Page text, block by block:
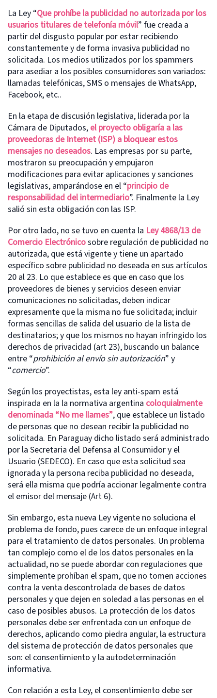
La Ley “Que prohíbe la publicidad no autorizada por los
usuarios titulares de telefonía móvil” fue creada a
partir del disgusto popular por estar recibiendo
constantemente y de forma invasiva publicidad no
solicitada. Los medios utilizados por los spammers
para asediar a los posibles consumidores son variados:
llamadas telefónicas, SMS o mensajes de WhatsApp,
Facebook, etc..
En la etapa de discusión legislativa, liderada por la
Cámara de Diputados, el proyecto obligaría a las
proveedoras de Internet (ISP) a bloquear estos
mensajes no deseados. Las empresas por su parte,
mostraron su preocupación y empujaron
modificaciones para evitar aplicaciones y sanciones
legislativas, amparándose en el “principio de
responsabilidad del intermediario”. Finalmente la Ley
salió sin esta obligación con las ISP.
Por otro lado, no se tuvo en cuenta la Ley 4868/13 de
Comercio Electrónicosobre regulación de publicidad no
autorizada, que está vigente y tiene un apartado
específico sobre publicidad no deseada en sus artículos
20 al 23. Lo que establece es que en caso que los
proveedores de bienes y servicios deseen enviar
comunicaciones no solicitadas, deben indicar
expresamente que la misma no fue solicitada; incluir
formas sencillas de salida del usuario de la lista de
destinatarios; y que los mismos no hayan infringido los
derechos de privacidad (art 23), buscando un balance
entre “prohibición al envío sin autorización” y
“comercio”.
Según los proyectistas, esta ley anti-spam está
inspirada en la la normativa argentina coloquialmente
denominada “No me llames”, que establece un listado
de personas que no desean recibir la publicidad no
solicitada. En Paraguay dicho listado será administrado
por la Secretaria del Defensa al Consumidor y el
Usuario (SEDECO). En caso que esta solicitud sea
ignorada y la persona reciba publicidad no deseada,
será ella misma que podría accionar legalmente contra
el emisor del mensaje (Art 6).
Sin embargo, esta nueva Ley vigente no soluciona el
problema de fondo, pues carece de un enfoque integral
para el tratamiento de datos personales. Un problema
tan complejo como el de los datos personales en la
actualidad, no se puede abordar con regulaciones que
simplemente prohíban el spam, que no tomen acciones
contra la venta descontrolada de bases de datos
personales y que dejen en soledad a las personas en el
caso de posibles abusos. La protección de los datos
personales debe ser enfrentada con un enfoque de
derechos, aplicando como piedra angular, la estructura
del sistema de protección de datos personales que
son: el consentimiento y la autodeterminación
informativa.
Con relación a esta Ley, el consentimiento debe ser